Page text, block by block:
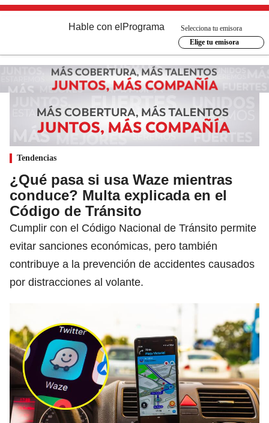
Hable con el Programa
Selecciona tu emisora
Elige tu emisora
Tendencias
¿Qué pasa si usa Waze mientras
conduce? Multa explicada en el
Código de Tránsito
Cumplir con el Código Nacional de Tránsito permite
evitar sanciones económicas, pero también
contribuye a la prevención de accidentes causados
por distracciones al volante.